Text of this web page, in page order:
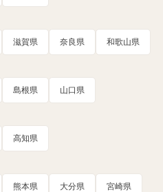
滋賀県 奈良県 和歌山県
島根県 山口県
高知県
熊本県 大分県 宮崎県